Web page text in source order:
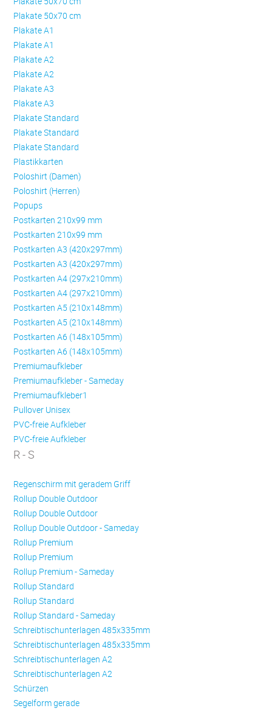
Plakate 50x70 cm
Plakate A1
Plakate A1
Plakate A2
Plakate A2
Plakate A3
Plakate A3
Plakate Standard
Plakate Standard
Plakate Standard
Plastikkarten
Poloshirt (Damen)
Poloshirt (Herren)
Popups
Postkarten 210x99 mm
Postkarten 210x99 mm
Postkarten A3 (420x297mm)
Postkarten A3 (420x297mm)
Postkarten A4 (297x210mm)
Postkarten A4 (297x210mm)
Postkarten A5 (210x148mm)
Postkarten A5 (210x148mm)
Postkarten A6 (148x105mm)
Postkarten A6 (148x105mm)
Premiumaufkleber
Premiumaufkleber - Sameday
Premiumaufkleber1
Pullover Unisex
PVC-freie Aufkleber
PVC-freie Aufkleber
R - S
Regenschirm mit geradem Griff
Rollup Double Outdoor
Rollup Double Outdoor
Rollup Double Outdoor - Sameday
Rollup Premium
Rollup Premium
Rollup Premium - Sameday
Rollup Standard
Rollup Standard
Rollup Standard - Sameday
Schreibtischunterlagen 485x335mm
Schreibtischunterlagen 485x335mm
Schreibtischunterlagen A2
Schreibtischunterlagen A2
Schürzen
Se­gel­form ge­ra­de